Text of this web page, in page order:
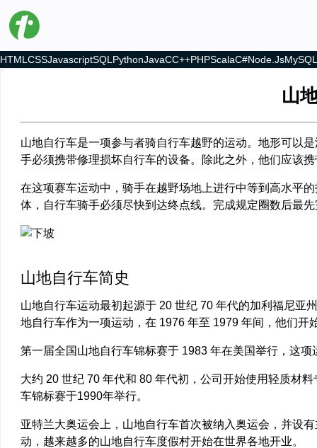
HTML CSSJavascriptSQL PythonJavaCC++PHPScalaC#Node.jsMySQL
山
山地自行车是一项参与者骑自行车越野的运动。地形可以
手必须携带修理损坏自行车的设备。除此之外，他们应该
在这项赛车运动中，骑手在越野场地上进行中等到高水平
体，自行车骑手必须尽快到达终点线。完成规定圈数后最
山地自行车简史
山地自行车运动最初起源于 20 世纪 70 年代的加利福尼亚
地自行车作为一项运动，在 1976 年至 1979 年间，他们
第一届全国山地自行车锦标赛于 1983 年在美国举行，这
大约 20 世纪 70 年代和 80 年代初，公司开始使用轻质材
车锦标赛于1990年举行。
亚特兰大奥运会上，山地自行车首次被纳入奥运会，并设
动，越来越多的山地自行车度假村开始在世界各地开业。